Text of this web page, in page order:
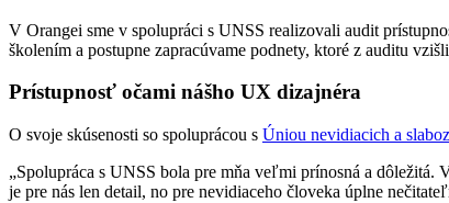
V Orangei sme v spolupráci s UNSS realizovali audit
školením a postupne zapracúvame podnety, ktoré z auditu
Prístupnosť očami nášho UX dizajnéra
O svoje skúsenosti so spoluprácou s Úniou nevidiacich a
„Spolupráca s UNSS bola pre mňa veľmi prínosná a
je pre nás len detail, no pre nevidiaceho človeka úplne